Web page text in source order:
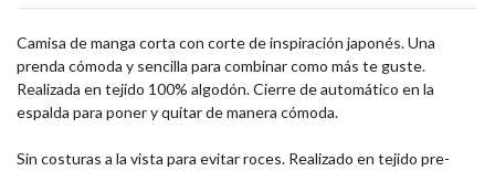
Camisa de manga corta con corte de inspiración japonés. Una
prenda cómoda y sencilla para combinar como más te guste.
Realizada en tejido 100% algodón. Cierre de automático en la
espalda para poner y quitar de manera cómoda.
Sin costuras a la vista para evitar roces. Realizado en tejido pre-